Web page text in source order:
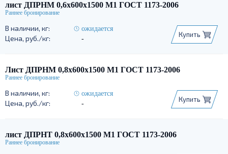
лист ДПРНМ 0,6х600х1500 М1 ГОСТ 1173-2006
ожидается
-
Купить
Лист ДПРНМ 0,8х600х1500 М1 ГОСТ 1173-2006
ожидается
-
Купить
лист ДПРНТ 0,8х600х1500 М1 ГОСТ 1173-2006